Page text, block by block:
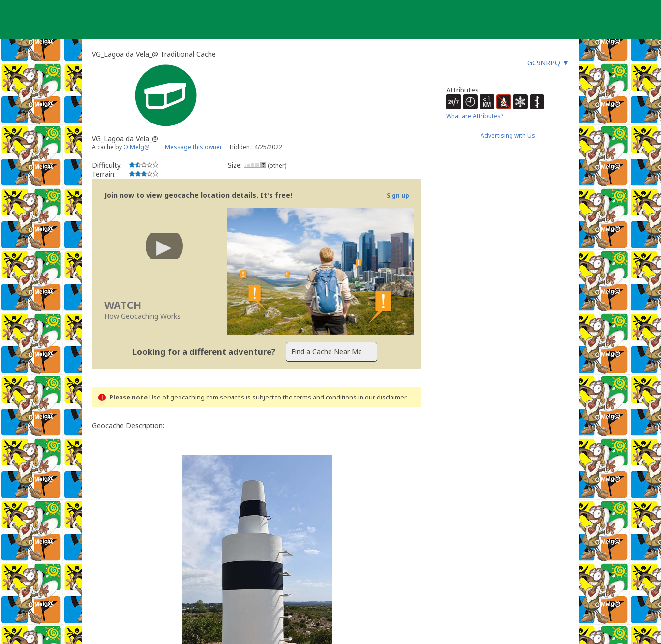
VG_Lagoa da Vela_@ Traditional Cache
GC9NRPQ ▼
VG_Lagoa da Vela_@
A cache by O Melg@ Message this owner Hidden : 4/25/2022
Difficulty:
Terrain:
Size: (other)
Join now to view geocache location details. It's free! Sign up
WATCH
How Geocaching Works
Looking for a different adventure?
Please noteUse of geocaching.com services is subject to the terms and conditions in our disclaimer.
Geocache Description:
Attributes
What are Attributes?
Advertising with Us